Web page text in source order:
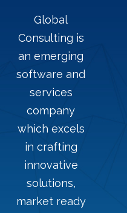
Global
Consulting is
an emerging
software and
services
company
which excels
in crafting
innovative
solutions,
market ready